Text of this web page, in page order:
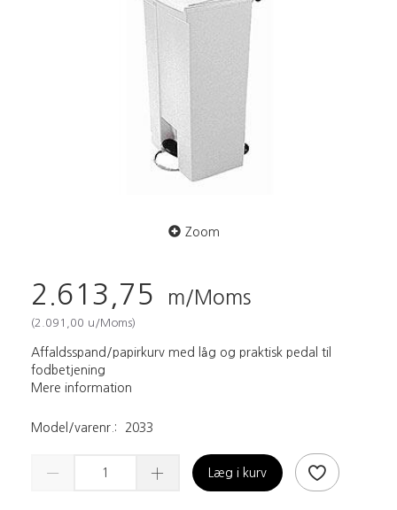
Zoom
2.613,75 m/Moms
(2.091,00 u/Moms)
Affaldsspand/papirkurv med låg og praktisk pedal til
fodbetjening
Mere information
Model/varenr.: 2033
Læg i kurv